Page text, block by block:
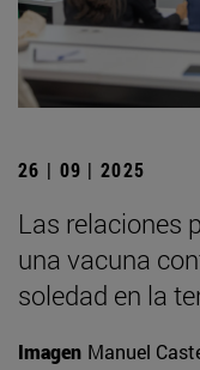
26 | 09 | 2025
Las relaciones
una vacuna
soledad en la
Imagen Manuel